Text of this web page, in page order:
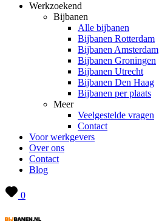
Werkzoekend
Bijbanen
Alle bijbanen
Bijbanen Rotterdam
Bijbanen Amsterdam
Bijbanen Groningen
Bijbanen Utrecht
Bijbanen Den Haag
Bijbanen per plaats
Meer
Veelgestelde vragen
Contact
Voor werkgevers
Over ons
Contact
Blog
0